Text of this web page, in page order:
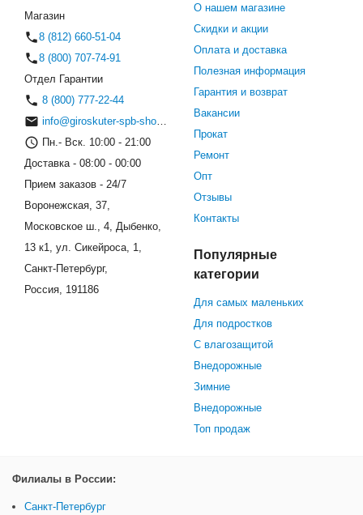
Магазин
8 (812) 660-51-04
8 (800) 707-74-91
Отдел Гарантии
8 (800) 777-22-44
info@giroskuter-spb-shop.ru
Пн.- Вск. 10:00 - 21:00
Доставка - 08:00 - 00:00
Прием заказов - 24/7
Воронежская, 37,
Московское ш., 4, Дыбенко,
13 к1, ул. Сикейроса, 1,
Санкт-Петербург,
Россия, 191186
О нашем магазине
Скидки и акции
Оплата и доставка
Полезная информация
Гарантия и возврат
Вакансии
Прокат
Ремонт
Опт
Отзывы
Контакты
Популярные
категории
Для самых маленьких
Для подростков
С влагозащитой
Внедорожные
Зимние
Внедорожные
Топ продаж
Филиалы в России:
Санкт-Петербург